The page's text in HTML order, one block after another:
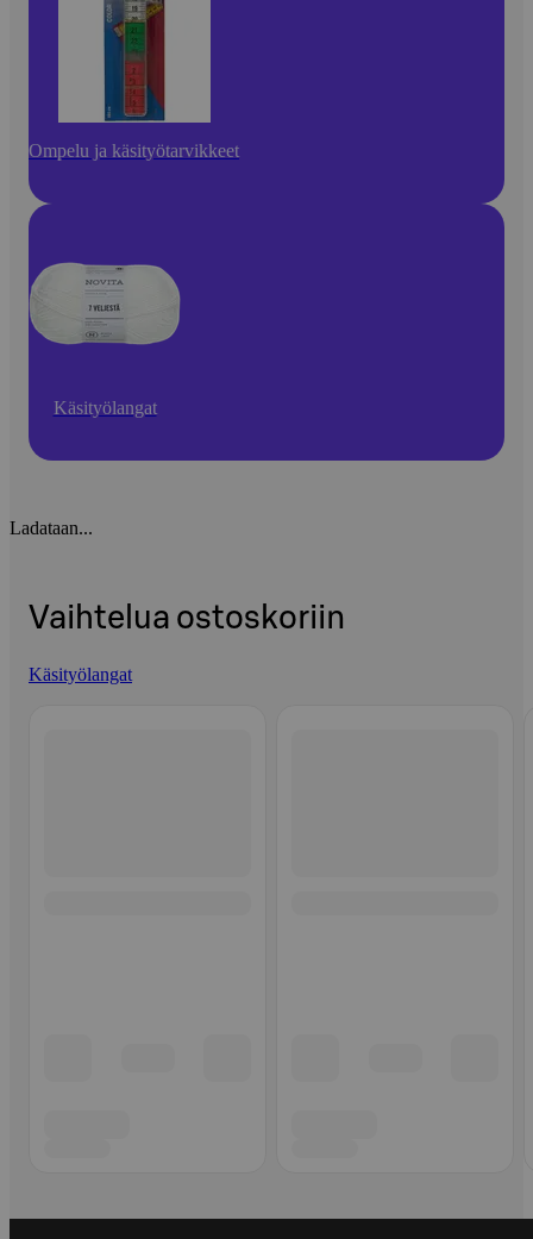
Ompelu ja käsityötarvikkeet
Käsityölangat
Ladataan...
Vaihtelua ostoskoriin
Käsityölangat